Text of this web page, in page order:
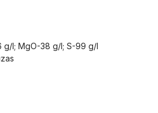
g/l; MgO-38 g/l; S-99 g/l